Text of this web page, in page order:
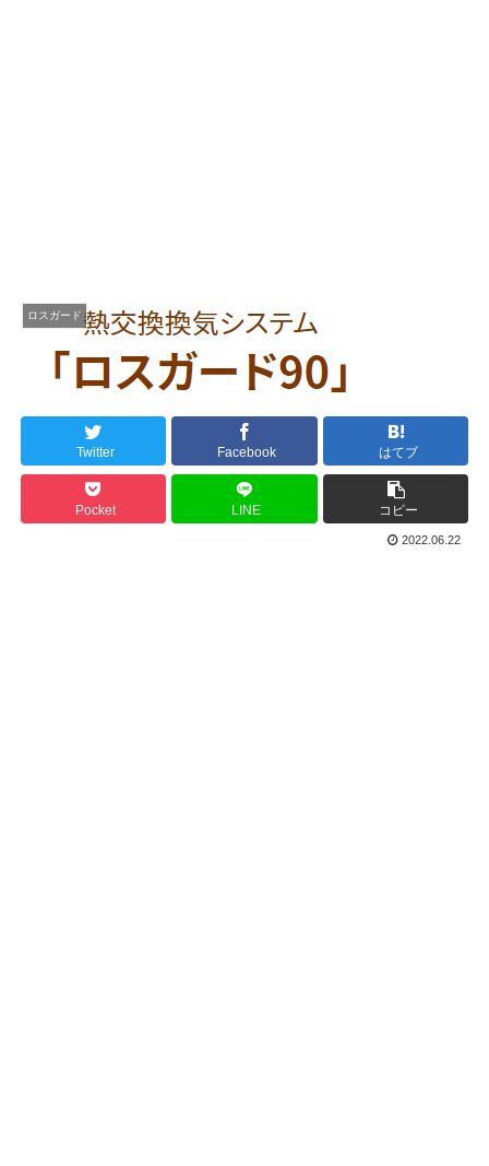
ロスガード
Twitter Facebook はてブ
Pocket LINE コピー
2022.06.22